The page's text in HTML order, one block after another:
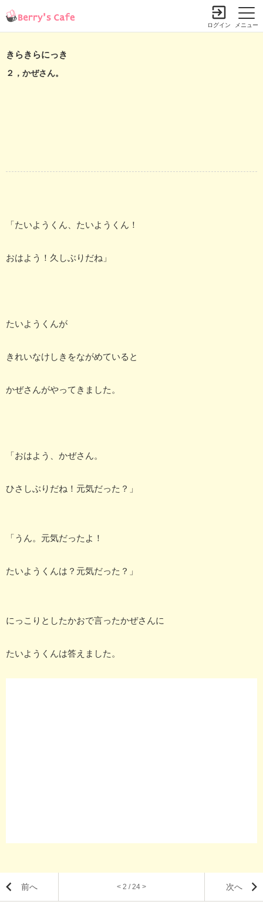
メニュー
ログイン
きらきらにっき
２，かぜさん。
「たいようくん、たいようくん！
おはよう！久しぶりだね」
たいようくんが
きれいなけしきをながめていると
かぜさんがやってきました。
「おはよう、かぜさん。
ひさしぶりだね！元気だった？」
「うん。元気だったよ！
たいようくんは？元気だった？」
にっこりとしたかおで言ったかぜさんに
たいようくんは答えました。
前へ < 2 / 24 > 次へ